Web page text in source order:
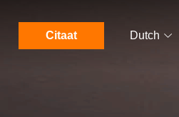
Citaat Dutch